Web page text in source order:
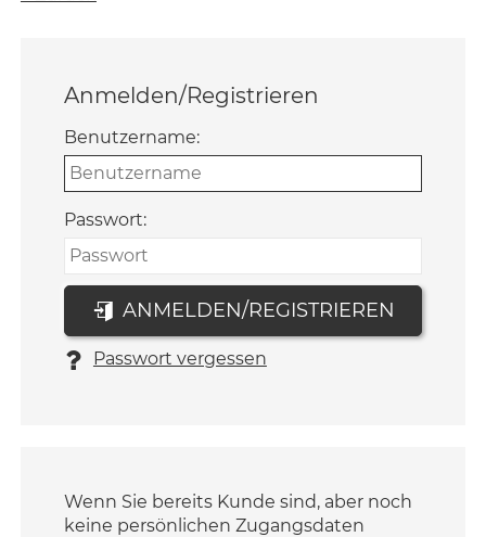
Anmelden/Registrieren
Benutzername:
Passwort:
ANMELDEN/REGISTRIEREN
Passwort vergessen
Wenn Sie bereits Kunde sind, aber noch
keine persönlichen Zugangsdaten